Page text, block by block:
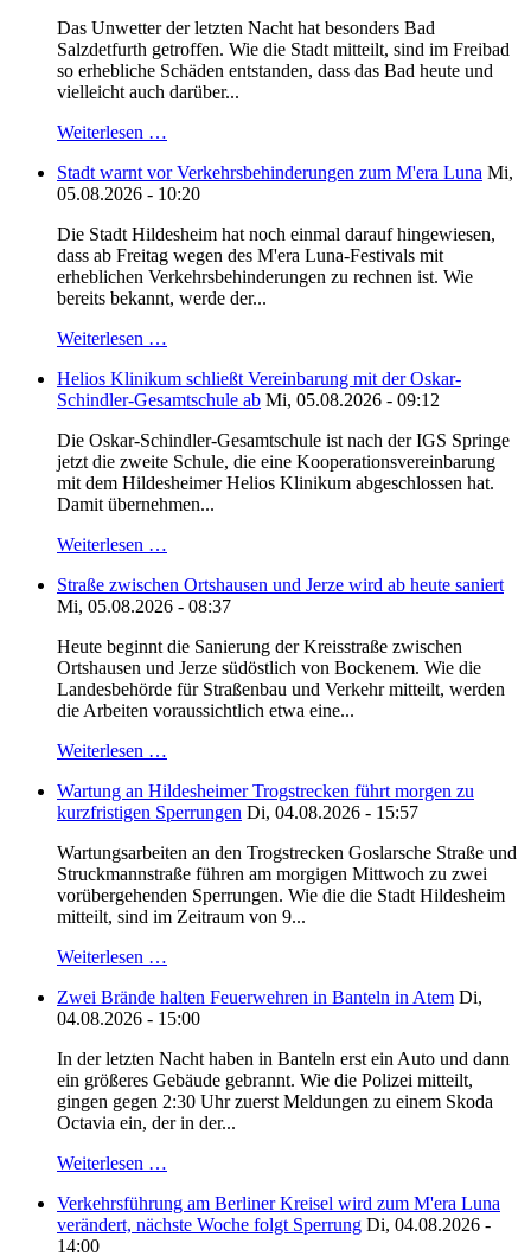
Das Unwetter der letzten Nacht hat besonders Bad
Salzdetfurth getroffen. Wie die Stadt mitteilt, sind im Freibad
so erhebliche Schäden entstanden, dass das Bad heute und
vielleicht auch darüber...
Weiterlesen …
Stadt warnt vor Verkehrsbehinderungen zum M'era Luna Mi,
05.08.2026 - 10:20
Die Stadt Hildesheim hat noch einmal darauf hingewiesen,
dass ab Freitag wegen des M'era Luna-Festivals mit
erheblichen Verkehrsbehinderungen zu rechnen ist. Wie
bereits bekannt, werde der...
Weiterlesen …
Helios Klinikum schließt Vereinbarung mit der Oskar-
Schindler-Gesamtschule ab Mi, 05.08.2026 - 09:12
Die Oskar-Schindler-Gesamtschule ist nach der IGS Springe
jetzt die zweite Schule, die eine Kooperationsvereinbarung
mit dem Hildesheimer Helios Klinikum abgeschlossen hat.
Damit übernehmen...
Weiterlesen …
Straße zwischen Ortshausen und Jerze wird ab heute saniert
Mi, 05.08.2026 - 08:37
Heute beginnt die Sanierung der Kreisstraße zwischen
Ortshausen und Jerze südöstlich von Bockenem. Wie die
Landesbehörde für Straßenbau und Verkehr mitteilt, werden
die Arbeiten voraussichtlich etwa eine...
Weiterlesen …
Wartung an Hildesheimer Trogstrecken führt morgen zu
kurzfristigen Sperrungen Di, 04.08.2026 - 15:57
Wartungsarbeiten an den Trogstrecken Goslarsche Straße und
Struckmannstraße führen am morgigen Mittwoch zu zwei
vorübergehenden Sperrungen. Wie die die Stadt Hildesheim
mitteilt, sind im Zeitraum von 9...
Weiterlesen …
Zwei Brände halten Feuerwehren in Banteln in Atem Di,
04.08.2026 - 15:00
In der letzten Nacht haben in Banteln erst ein Auto und dann
ein größeres Gebäude gebrannt. Wie die Polizei mitteilt,
gingen gegen 2:30 Uhr zuerst Meldungen zu einem Skoda
Octavia ein, der in der...
Weiterlesen …
Verkehrsführung am Berliner Kreisel wird zum M'era Luna
verändert, nächste Woche folgt Sperrung Di, 04.08.2026 -
14:00